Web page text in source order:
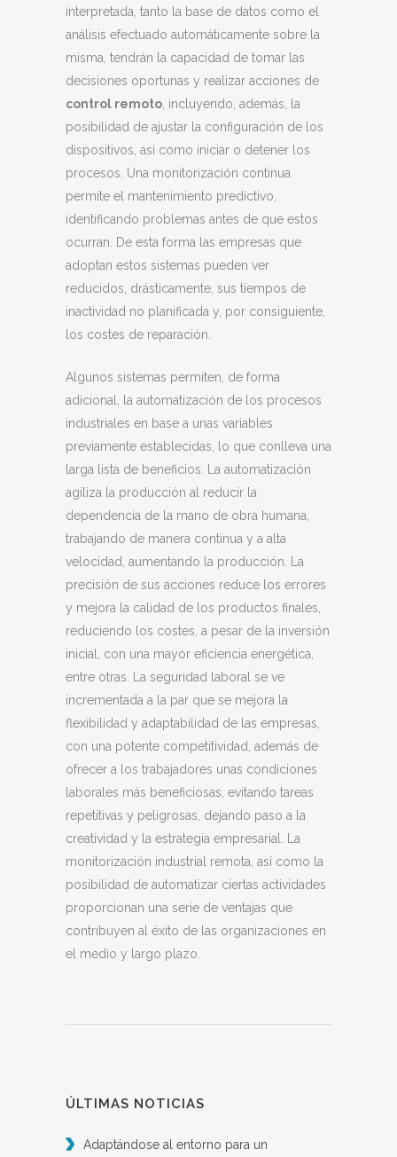
interpretada, tanto la base de datos como el
análisis efectuado automáticamente sobre la
misma, tendrán la capacidad de tomar las
decisiones oportunas y realizar acciones de
control remoto , incluyendo, además, la
posibilidad de ajustar la configuración de los
dispositivos, así como iniciar o detener los
procesos. Una monitorización continua
permite el mantenimiento predictivo,
identificando problemas antes de que estos
ocurran. De esta forma las empresas que
adoptan estos sistemas pueden ver
reducidos, drásticamente, sus tiempos de
inactividad no planificada y, por consiguiente,
los costes de reparación.
Algunos sistemas permiten, de forma
adicional, la automatización de los procesos
industriales en base a unas variables
previamente establecidas, lo que conlleva una
larga lista de beneficios. La automatización
agiliza la producción al reducir la
dependencia de la mano de obra humana,
trabajando de manera continua y a alta
velocidad, aumentando la producción. La
precisión de sus acciones reduce los errores
y mejora la calidad de los productos finales,
reduciendo los costes, a pesar de la inversión
inicial, con una mayor eficiencia energética,
entre otras. La seguridad laboral se ve
incrementada a la par que se mejora la
flexibilidad y adaptabilidad de las empresas,
con una potente competitividad, además de
ofrecer a los trabajadores unas condiciones
laborales más beneficiosas, evitando tareas
repetitivas y peligrosas, dejando paso a la
creatividad y la estrategia empresarial. La
monitorización industrial remota, así como la
posibilidad de automatizar ciertas actividades
proporcionan una serie de ventajas que
contribuyen al éxito de las organizaciones en
el medio y largo plazo.
ÚLTIMAS NOTICIAS
Adaptándose al entorno para un